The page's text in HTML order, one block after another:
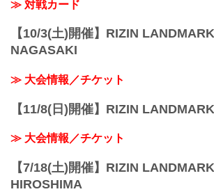
≫ 対戦カード
【10/3(土)開催】RIZIN
NAGASAKI
≫ 大会情報／チケット
【11/8(日)開催】RIZIN
≫ 大会情報／チケット
【7/18(土)開催】RIZIN
HIROSHIMA